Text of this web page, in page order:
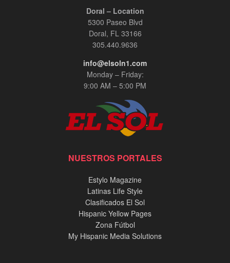
Doral – Location
5300 Paseo Blvd
Doral, FL 33166
305.440.9636
info@elsoln1.com
Monday – Friday:
9:00 AM – 5:00 PM
NUESTROS PORTALES
Estylo Magazine
Latinas Life Style
Clasificados El Sol
Hispanic Yellow Pages
Zona Fútbol
My Hispanic Media Solutions